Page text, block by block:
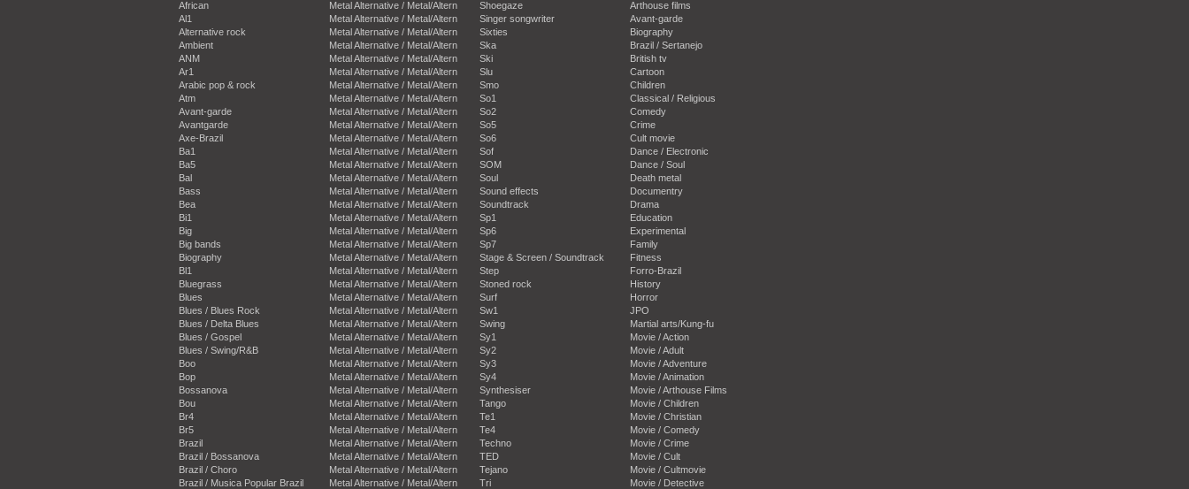
African
Al1
Alternative rock
Ambient
ANM
Ar1
Arabic pop & rock
Atm
Avant-garde
Avantgarde
Axe-Brazil
Ba1
Ba5
Bal
Bass
Bea
Bi1
Big
Big bands
Biography
Bl1
Bluegrass
Blues
Blues / Blues Rock
Blues / Delta Blues
Blues / Gospel
Blues / Swing/R&B
Boo
Bop
Bossanova
Bou
Br4
Br5
Brazil
Brazil / Bossanova
Brazil / Choro
Brazil / Musica Popular Brazil
Metal Alternative / Metal/Altern
Metal Alternative / Metal/Altern
Metal Alternative / Metal/Altern
Metal Alternative / Metal/Altern
Metal Alternative / Metal/Altern
Metal Alternative / Metal/Altern
Metal Alternative / Metal/Altern
Metal Alternative / Metal/Altern
Metal Alternative / Metal/Altern
Metal Alternative / Metal/Altern
Metal Alternative / Metal/Altern
Metal Alternative / Metal/Altern
Metal Alternative / Metal/Altern
Metal Alternative / Metal/Altern
Metal Alternative / Metal/Altern
Metal Alternative / Metal/Altern
Metal Alternative / Metal/Altern
Metal Alternative / Metal/Altern
Metal Alternative / Metal/Altern
Metal Alternative / Metal/Altern
Metal Alternative / Metal/Altern
Metal Alternative / Metal/Altern
Metal Alternative / Metal/Altern
Metal Alternative / Metal/Altern
Metal Alternative / Metal/Altern
Metal Alternative / Metal/Altern
Metal Alternative / Metal/Altern
Metal Alternative / Metal/Altern
Metal Alternative / Metal/Altern
Metal Alternative / Metal/Altern
Metal Alternative / Metal/Altern
Metal Alternative / Metal/Altern
Metal Alternative / Metal/Altern
Metal Alternative / Metal/Altern
Metal Alternative / Metal/Altern
Metal Alternative / Metal/Altern
Metal Alternative / Metal/Altern
Shoegaze
Singer songwriter
Sixties
Ska
Ski
Slu
Smo
So1
So2
So5
So6
Sof
SOM
Soul
Sound effects
Soundtrack
Sp1
Sp6
Sp7
Stage & Screen / Soundtrack
Step
Stoned rock
Surf
Sw1
Swing
Sy1
Sy2
Sy3
Sy4
Synthesiser
Tango
Te1
Te4
Techno
TED
Tejano
Tri
Arthouse films
Avant-garde
Biography
Brazil / Sertanejo
British tv
Cartoon
Children
Classical / Religious
Comedy
Crime
Cult movie
Dance / Electronic
Dance / Soul
Death metal
Documentry
Drama
Education
Experimental
Family
Fitness
Forro-Brazil
History
Horror
JPO
Martial arts/Kung-fu
Movie / Action
Movie / Adult
Movie / Adventure
Movie / Animation
Movie / Arthouse Films
Movie / Children
Movie / Christian
Movie / Comedy
Movie / Crime
Movie / Cult
Movie / Cultmovie
Movie / Detective